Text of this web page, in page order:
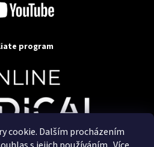
cookie. Dalším procházením
program
. Všechna práva